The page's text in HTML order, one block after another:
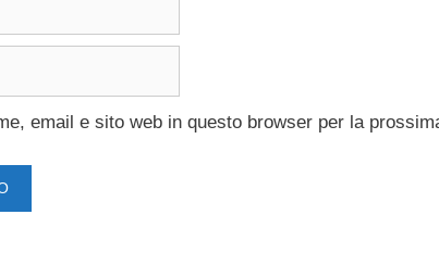
email e sito web in questo browser per la